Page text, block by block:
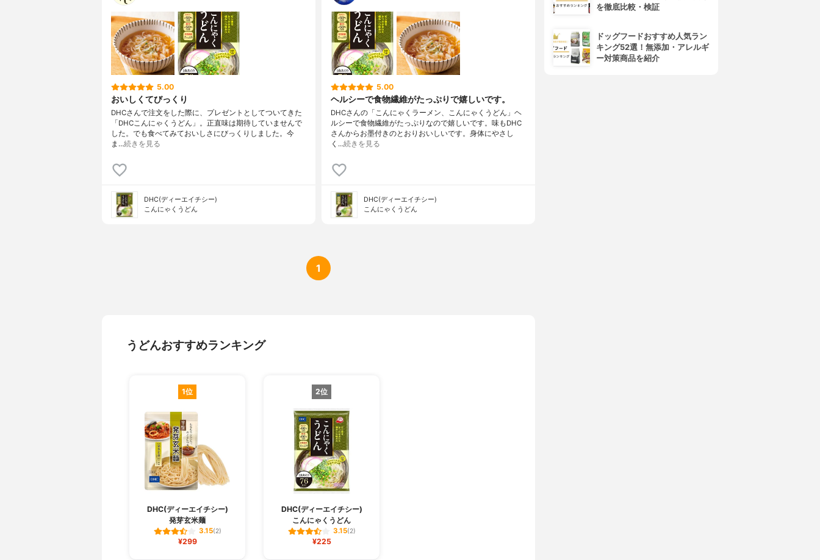
5.00
おいしくてびっくり
DHCさんで注文をした際に、プレゼントとしてついてきた
「DHCこんにゃくうどん」。正直味は期待していませんで
した。でも食べてみておいしさにびっくりしました。今
ま…続きを見る
DHC(ディーエイチシー)
こんにゃくうどん
5.00
ヘルシーで食物繊維がたっぷりで嬉しいです。
DHCさんの「こんにゃくラーメン、こんにゃくうどん」ヘ
ルシーで食物繊維がたっぷりなので嬉しいです。味もDHC
さんからお墨付きのとおりおいしいです。身体にやさし
く…続きを見る
DHC(ディーエイチシー)
こんにゃくうどん
1
うどんおすすめランキング
1位
DHC(ディーエイチシー)
発芽玄米麺
3.15(2)
¥299
2位
DHC(ディーエイチシー)
こんにゃくうどん
3.15(2)
¥225
を徹底比較・検証
ドッグフードおすすめ人気ラン
キング52選！無添加・アレルギ
ー対策商品を紹介